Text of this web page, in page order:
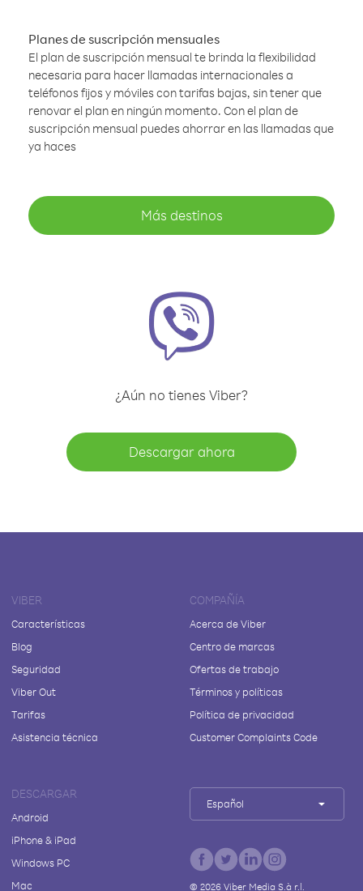
Planes de suscripción mensuales
El plan de suscripción mensual te brinda la flexibilidad
necesaria para hacer llamadas internacionales a
teléfonos fijos y móviles con tarifas bajas, sin tener que
renovar el plan en ningún momento. Con el plan de
suscripción mensual puedes ahorrar en las llamadas que
ya haces
Más destinos
¿Aún no tienes Viber?
Descargar ahora
VIBER
Características
Blog
Seguridad
Viber Out
Tarifas
Asistencia técnica
COMPAÑÍA
Acerca de Viber
Centro de marcas
Ofertas de trabajo
Términos y políticas
Política de privacidad
Customer Complaints Code
DESCARGAR
Android
iPhone & iPad
Windows PC
Mac
Español
© 2026Viber Media S.à r.l.